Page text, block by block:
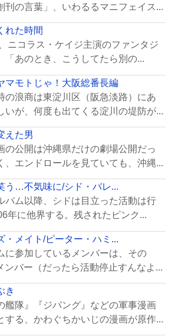
刊の言葉」、いわるるマニフェイス...
れた時間
ニコラス・ケイジ主演のファンタジ
「あのとき、こうしてたら別の...
マモトじゃ！大阪総番長編
の浪商は東淀川区（阪急淡路）にあ
いが、何度も出てくる淀川の堤防が...
えた男
の公開は沖縄県だけの劇場公開だっ
、エンドロールを見ていても、沖縄...
う…不気味に/シド・バレ...
バム以降、シドは目立った活動は行
年に他界する。残されたピンク...
・メイト/ピーター・ハミ...
に参加しているメンバーは、その
ンバー（だったら活動停止すんなよ...
き
艦隊』『ジパング』などの軍事漫画
する、かわぐちかいじの漫画が原作...